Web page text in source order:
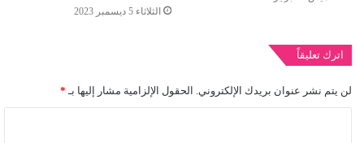
الثلاثاء 5 ديسمبر 2023
اترك تعليقاً
لن يتم نشر عنوان بريدك الإلكتروني. الحقول الإلزامية مشار إليها بـ *